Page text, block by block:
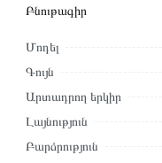
Բնութագիր
Մոդել
Գույն
Արտադրող երկիր
Լայնություն
Բարձրություն